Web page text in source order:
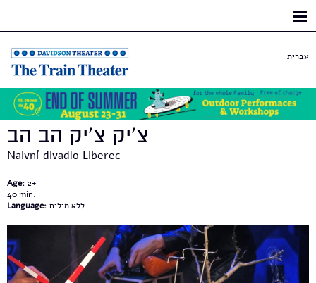
עברית
צ'יק צ'יק הב הב
Naivní divadlo Liberec
Age: 2+
40
Language: ללא מילים